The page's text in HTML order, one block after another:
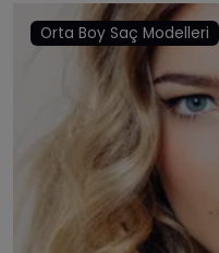
Orta Boy Saç Modelleri